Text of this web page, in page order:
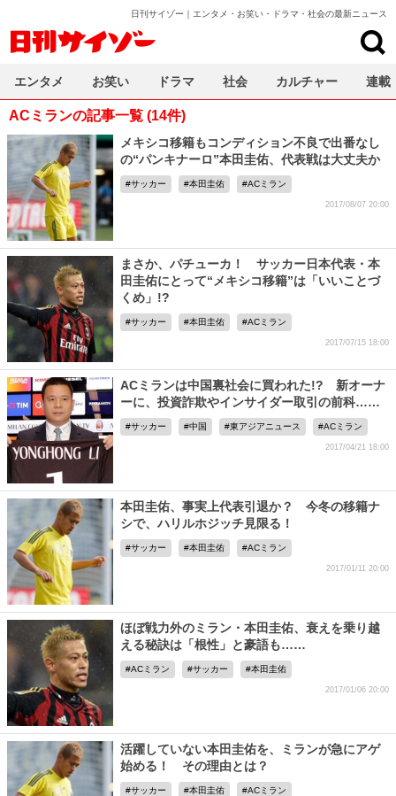
日刊サイゾー｜エンタメ・お笑い・ドラマ・社会の最新ニュース
ACミランの記事一覧 (14件)
メキシコ移籍もコンディション不良で出番なし
の“パンキナーロ”本田圭佑、代表戦は大丈夫か
サッカー 本田圭佑 ACミラン
2017/08/07 20:00
まさか、パチューカ！ サッカー日本代表・本
田圭佑にとって“メキシコ移籍”は「いいことづ
くめ」!?
サッカー 本田圭佑 ACミラン
2017/07/15 18:00
ACミランは中国裏社会に買われた!? 新オーナ
ーに、投資詐欺やインサイダー取引の前科……
サッカー 中国 東アジアニュース ACミラン
2017/04/21 18:00
本田圭佑、事実上代表引退か？ 今冬の移籍ナ
シで、ハリルホジッチ見限る！
サッカー 本田圭佑 ACミラン
2017/01/11 20:00
ほぼ戦力外のミラン・本田圭佑、衰えを乗り越
える秘訣は「根性」と豪語も……
ACミラン サッカー 本田圭佑
2017/01/06 20:00
活躍していない本田圭佑を、ミランが急にアゲ
始める！ その理由とは？
サッカー 本田圭佑 ACミラン
エンタメ お笑い ドラマ 社会 カルチャー 連載